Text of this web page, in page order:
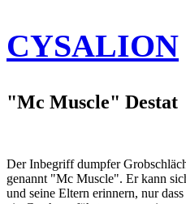
CYSALION
"Mc Muscle" Destat
Der Inbegriff dumpfer
genannt "Mc Muscle". Er kann
und seine Eltern erinnern, nur